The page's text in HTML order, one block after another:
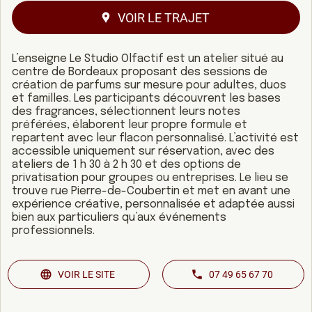
VOIR LE TRAJET
L’enseigne Le Studio Olfactif est un atelier situé au
centre de Bordeaux proposant des sessions de
création de parfums sur mesure pour adultes, duos
et familles. Les participants découvrent les bases
des fragrances, sélectionnent leurs notes
préférées, élaborent leur propre formule et
repartent avec leur flacon personnalisé. L’activité est
accessible uniquement sur réservation, avec des
ateliers de 1 h 30 à 2 h 30 et des options de
privatisation pour groupes ou entreprises. Le lieu se
trouve rue Pierre-de-Coubertin et met en avant une
expérience créative, personnalisée et adaptée aussi
bien aux particuliers qu’aux événements
professionnels.
VOIR LE SITE 07 49 65 67 70